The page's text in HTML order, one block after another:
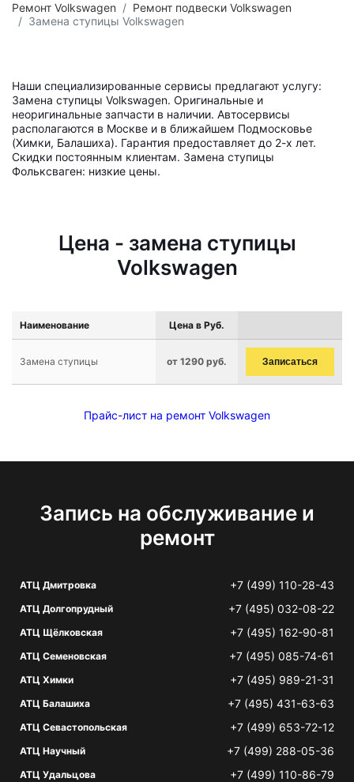
Ремонт Volkswagen
Ремонт подвески Volkswagen
Замена ступицы Volkswagen
Наши специализированные сервисы предлагают услугу:
Замена ступицы Volkswagen. Оригинальные и
неоригинальные запчасти в наличии. Автосервисы
располагаются в Москве и в ближайшем Подмосковье
(Химки, Балашиха). Гарантия предоставляет до 2-х лет.
Скидки постоянным клиентам. Замена ступицы
Фольксваген: низкие цены.
Цена - замена ступицы
Volkswagen
Наименование Цена в Руб.
Замена ступицы от 1290 руб. Записаться
Прайс-лист на ремонт Volkswagen
Запись на обслуживание и
ремонт
АТЦ Дмитровка +7 (499) 110-28-43
АТЦ Долгопрудный +7 (495) 032-08-22
АТЦ Щёлковская +7 (495) 162-90-81
АТЦ Семеновская +7 (495) 085-74-61
АТЦ Химки +7 (495) 989-21-31
АТЦ Балашиха +7 (495) 431-63-63
АТЦ Севастопольская +7 (499) 653-72-12
АТЦ Научный +7 (499) 288-05-36
АТЦ Удальцова +7 (499) 110-86-79